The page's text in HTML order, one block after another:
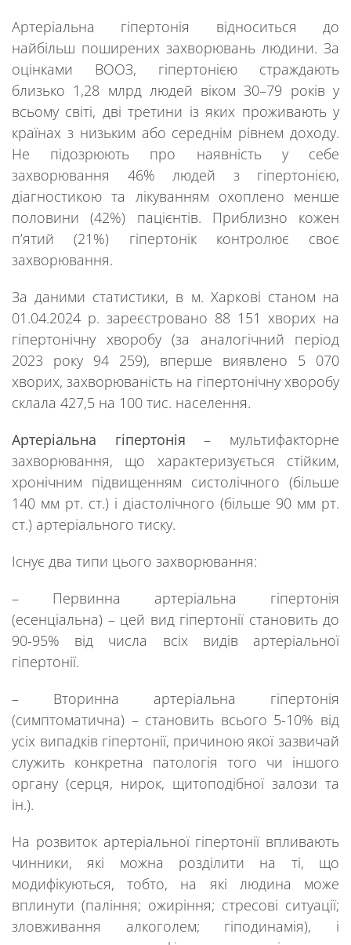
Артеріальна гіпертонія відноситься до
найбільш поширених захворювань людини. За
оцінками ВООЗ, гіпертонією страждають
близько 1,28 млрд людей віком 30–79 років у
всьому світі, дві третини із яких проживають у
країнах з низьким або середнім рівнем доходу.
Не підозрюють про наявність у себе
захворювання 46% людей з гіпертонією,
діагностикою та лікуванням охоплено менше
половини (42%) пацієнтів. Приблизно кожен
п’ятий (21%) гіпертонік контролює своє
захворювання.
За даними статистики, в м. Харкові станом на
01.04.2024 р. зареєстровано 88 151 хворих на
гіпертонічну хворобу (за аналогічний період
2023 року 94 259), вперше виявлено 5 070
хворих, захворюваність на гіпертонічну хворобу
склала 427,5 на 100 тис. населення.
Артеріальна гіпертонія – мультифакторне
захворювання, що характеризується стійким,
хронічним підвищенням систолічного (більше
140 мм рт. ст.) і діастолічного (більше 90 мм рт.
ст.) артеріального тиску.
Існує два типи цього захворювання:
– Первинна артеріальна гіпертонія
(есенціальна) – цей вид гіпертонії становить до
90-95% від числа всіх видів артеріальної
гіпертонії.
– Вторинна артеріальна гіпертонія
(симптоматична) – становить всього 5-10% від
усіх випадків гіпертонії, причиноюякоїзазвичай
служить конкретна патологія того чи іншого
органу (серця, нирок, щитоподібноїзалози та
ін.).
На розвиток артеріальної гіпертонії впливають
чинники, які можна розділити на ті, що
модифікуються, тобто, на які людина може
вплинути (паління; ожиріння; стресові ситуації;
зловживання алкоголем; гіподинамія), і